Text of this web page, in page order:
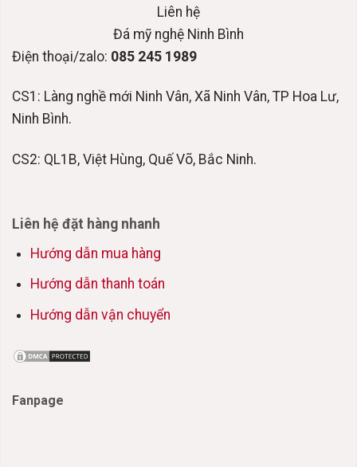
Liên hệ
Đá mỹ nghệ Ninh Bình
Điện thoại/zalo: 085 245 1989
CS1: Làng nghề mới Ninh Vân, Xã Ninh Vân, TP Hoa Lư,
Ninh Bình.
CS2: QL1B, Việt Hùng, Quế Võ, Bắc Ninh.
Liên hệ đặt hàng nhanh
Hướng dẫn mua hàng
Hướng dẫn thanh toán
Hướng dẫn vận chuyển
Fanpage